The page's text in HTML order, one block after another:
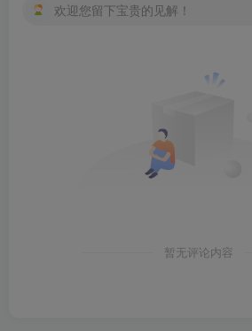
欢迎您留下宝贵的见解！
暂无评论内容